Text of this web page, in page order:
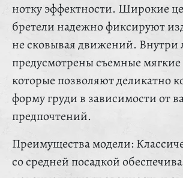
нотку эффектности. Широкие
бретели надежно фиксируют
не сковывая движений. Внутри
предусмотрены съемные
которые позволяют деликатно
форму груди в зависимости от
предпочтений.
Преимущества модели:
со средней посадкой